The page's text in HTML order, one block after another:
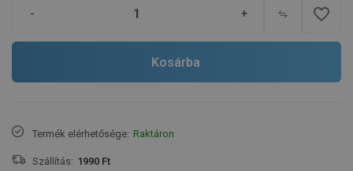
- + favorite_border
Kosárba
Termék elérhetősége: Raktáron
Szállítás: 1990 Ft